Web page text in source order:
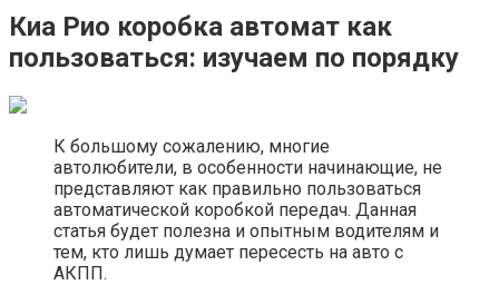
Киа Рио коробка автомат как
пользоваться: изучаем по порядку
К большому сожалению, многие
автолюбители, в особенности начинающие, не
представляют как правильно пользоваться
автоматической коробкой передач. Данная
статья будет полезна и опытным водителям и
тем, кто лишь думает пересесть на авто с
АКПП.